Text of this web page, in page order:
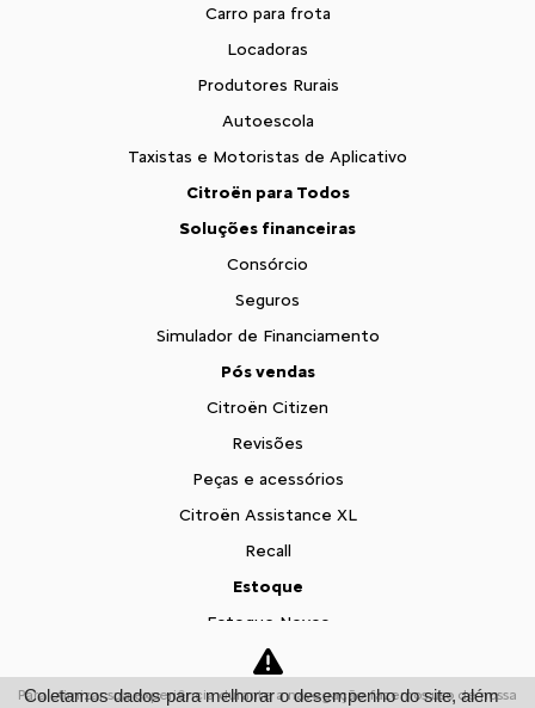
Carro para frota
Locadoras
Produtores Rurais
Autoescola
Taxistas e Motoristas de Aplicativo
Citroën para Todos
Soluções financeiras
Consórcio
Seguros
Simulador de Financiamento
Pós vendas
Citroën Citizen
Revisões
Peças e acessórios
Citroën Assistance XL
Recall
Estoque
Estoque Novos
Seminovos
Fale conosco
Para otimizar sua experiência durante a navegação, fazemos uso de nossa
Coletamos dados para melhorar o desempenho do site, além